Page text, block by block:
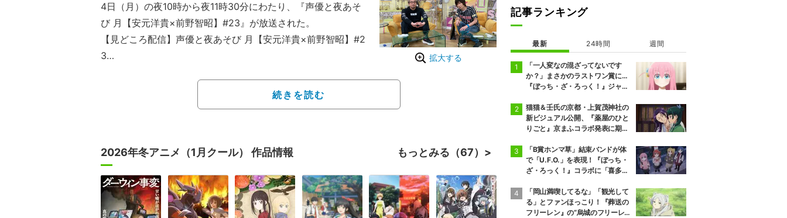
拡大する
4日（月）の夜10時から夜11時30分にわたり、『声優と夜あそ
び 月【安元洋貴×前野智昭】#23』が放送された。
【見どころ配信】声優と夜あそび 月【安元洋貴×前野智昭】#2
3
ちの昭和」で、めんこの名人との対決に挑戦したほか、番組オ
リジナルの恋愛シミュレーションゲーム「洋子をオトせ！とも
続きを読む
2026年冬アニメ（1月クール） 作品情報 もっとみる（67）
記事ランキング
最新 24時間 週間
「一人変なの混ざってないです
か？」まさかのラストワン賞に…
『ぼっち・ざ・ろっく！』ジャー
猫猫＆壬氏の京都・上賀茂神社の
新ビジュアル公開、『薬屋のひと
りごと』京まふコラボ発表に期待
「B賞ホンマ草」結束バンドが体
で「U.F.O.」を表現！『ぼっち・
ざ・ろっく！』コラボに「喜多ち
「岡山満喫してるな」「観光して
る」とファンほっこり！『葬送の
フリーレン』の“烏城のフリーレ